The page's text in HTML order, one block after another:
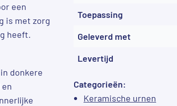
een
is met zorg
heeft.
donkere
Toepassing
Geleverd met
Levertijd
Categorieën:
Keramische urnen